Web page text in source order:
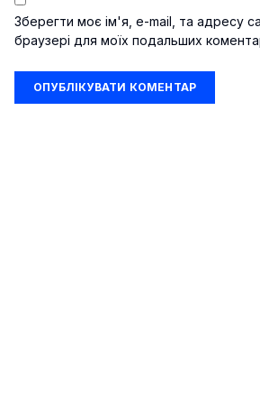
Зберегти моє ім'я, e-mail, та адресу
браузері для моїх подальших